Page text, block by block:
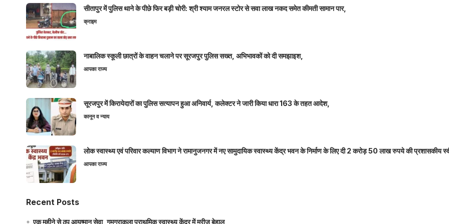
सीतापुर में पुलिस थाने के पीछे फिर बड़ी चोरी: श्री श्याम जनरल स्टोर से सवा लाख नकद समेत कीमती सामान पार,
क्राइम
नाबालिक स्कूली छात्रों के वाहन चलाने पर सूरजपुर पुलिस सख्त, अभिभावकों को दी समझाइश,
आपका राज्य
सूरजपुर में किरायेदारों का पुलिस सत्यापन हुआ अनिवार्य, कलेक्टर ने जारी किया धारा 163 के तहत आदेश,
कानून व न्याय
लोक स्वास्थ्य एवं परिवार कल्याण विभाग ने रामानुजनगर में नए सामुदायिक स्वास्थ्य केंद्र भवन के निर्माण के लिए दी 2 करोड़ 50 लाख रुपये की प्रशासकीय
आपका राज्य
Recent Posts
एक महीने से ठप आयुष्मान सेवा, गुमगराकला प्राथमिक स्वास्थ्य केंद्र में मरीज बेहाल,